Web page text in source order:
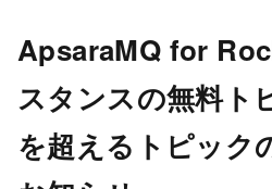
ApsaraMQ for
スタンスの無料ト
を超えるトピック